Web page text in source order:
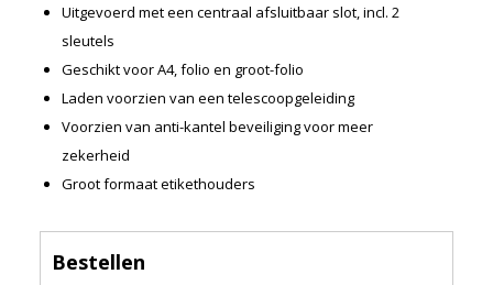
Betalen en bezorgen
Werkbladkleuren
Merken
Nieuws
Algemene voorwaarden
Privacyverklaring
Uitgevoerd met een centraal afsluitbaar slot, incl. 2
sleutels
Geschikt voor A4, folio en groot-folio
Laden voorzien van een telescoopgeleiding
Voorzien van anti-kantel beveiliging voor meer
zekerheid
Groot formaat etikethouders
Bestellen